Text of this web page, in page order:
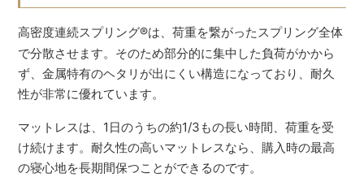
高密度連続スプリング®は、荷重を繋がったスプリング全体
で分散させます。そのため部分的に集中した負荷がかから
ず、金属特有のヘタリが出にくい構造になっており、耐久
性が非常に優れています。
マットレスは、1日のうちの約1/3もの長い時間、荷重を受
け続けます。耐久性の高いマットレスなら、購入時の最高
の寝心地を長期間保つことができるのです。